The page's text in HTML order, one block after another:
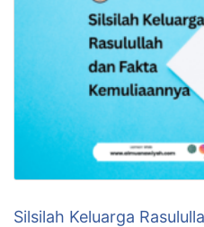
Silsilah Keluarga